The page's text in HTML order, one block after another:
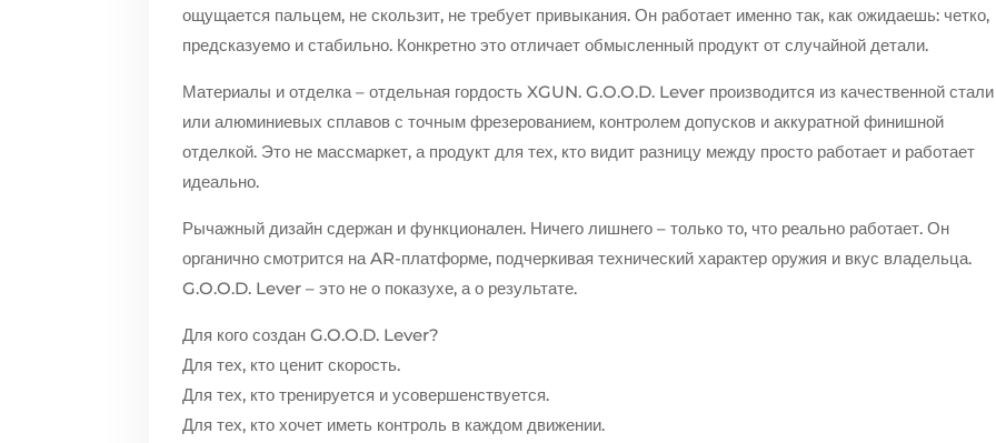
ощущается пальцем, не скользит, не требует привыкания. Он работает именно так, как ожидаешь: четко,
предсказуемо и стабильно. Конкретно это отличает обмысленный продукт от случайной детали.
Материалы и отделка – отдельная гордость XGUN. G.O.O.D. Lever производится из качественной стали
или алюминиевых сплавов с точным фрезерованием, контролем допусков и аккуратной финишной
отделкой. Это не массмаркет, а продукт для тех, кто видит разницу между просто работает и работает
идеально.
Рычажный дизайн сдержан и функционален. Ничего лишнего – только то, что реально работает. Он
органично смотрится на AR-платформе, подчеркивая технический характер оружия и вкус владельца.
G.O.O.D. Lever – это не о показухе, а о результате.
Для кого создан G.O.O.D. Lever?
Для тех, кто ценит скорость.
Для тех, кто тренируется и усовершенствуется.
Для тех, кто хочет иметь контроль в каждом движении.